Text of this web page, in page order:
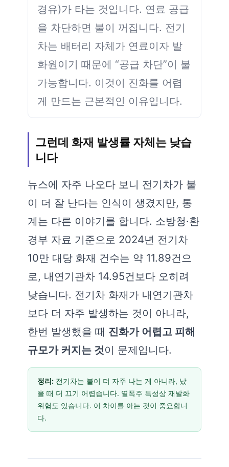
경유)가 타는 것입니다. 연료 공급
을 차단하면 불이 꺼집니다. 전기
차는 배터리 자체가 연료이자 발
화원이기 때문에 “공급 차단”이 불
가능합니다. 이것이 진화를 어렵
게 만드는 근본적인 이유입니다.
그런데 화재 발생률 자체는 낮습
니다
뉴스에 자주 나오다 보니 전기차가 불
이 더 잘 난다는 인식이 생겼지만, 통
계는 다른 이야기를 합니다. 소방청·환
경부 자료 기준으로 2024년 전기차
10만 대당 화재 건수는 약 11.89건으
로, 내연기관차 14.95건보다 오히려
낮습니다. 전기차 화재가 내연기관차
보다 더 자주 발생하는 것이 아니라,
한번 발생했을 때 진화가 어렵고 피해
규모가 커지는 것이 문제입니다.
정리: 전기차는 불이 더 자주 나는 게 아니라, 났
을 때 더 끄기 어렵습니다. 열폭주 특성상 재발화
위험도 있습니다. 이 차이를 아는 것이 중요합니
다.